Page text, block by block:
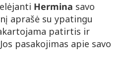
Hermina savo
aprašė su ypatingu
patirtis ir
pasakojimas apie savo